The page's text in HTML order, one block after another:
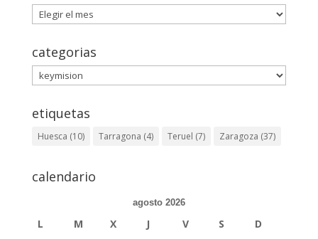
archivos
categorias
categorias
etiquetas
Huesca (10) Tarragona (4) Teruel (7) Zaragoza (37)
calendario
agosto 2026
L M X J V S D